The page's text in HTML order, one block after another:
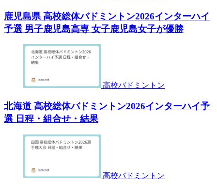
鹿児島県 高校総体バドミントン2026インターハイ
予選 男子鹿児島高専 女子鹿児島女子が優勝
高校バドミントン
北海道 高校総体バドミントン2026インターハイ予
選 日程・組合せ・結果
高校バドミントン